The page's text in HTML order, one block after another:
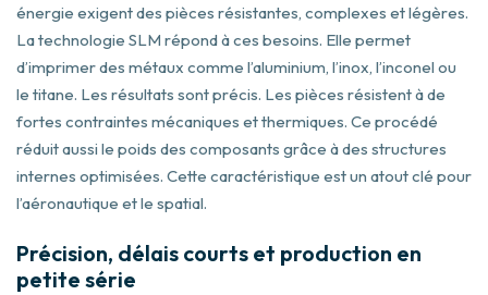
énergie exigent des pièces résistantes, complexes et légères.
La technologie SLM répond à ces besoins. Elle permet
d’imprimer des métaux comme l’aluminium, l’inox, l’inconel ou
le titane. Les résultats sont précis. Les pièces résistent à de
fortes contraintes mécaniques et thermiques. Ce procédé
réduit aussi le poids des composants grâce à des structures
internes optimisées. Cette caractéristique est un atout clé pour
l’aéronautique et le spatial.
Précision, délais courts et production en
petite série